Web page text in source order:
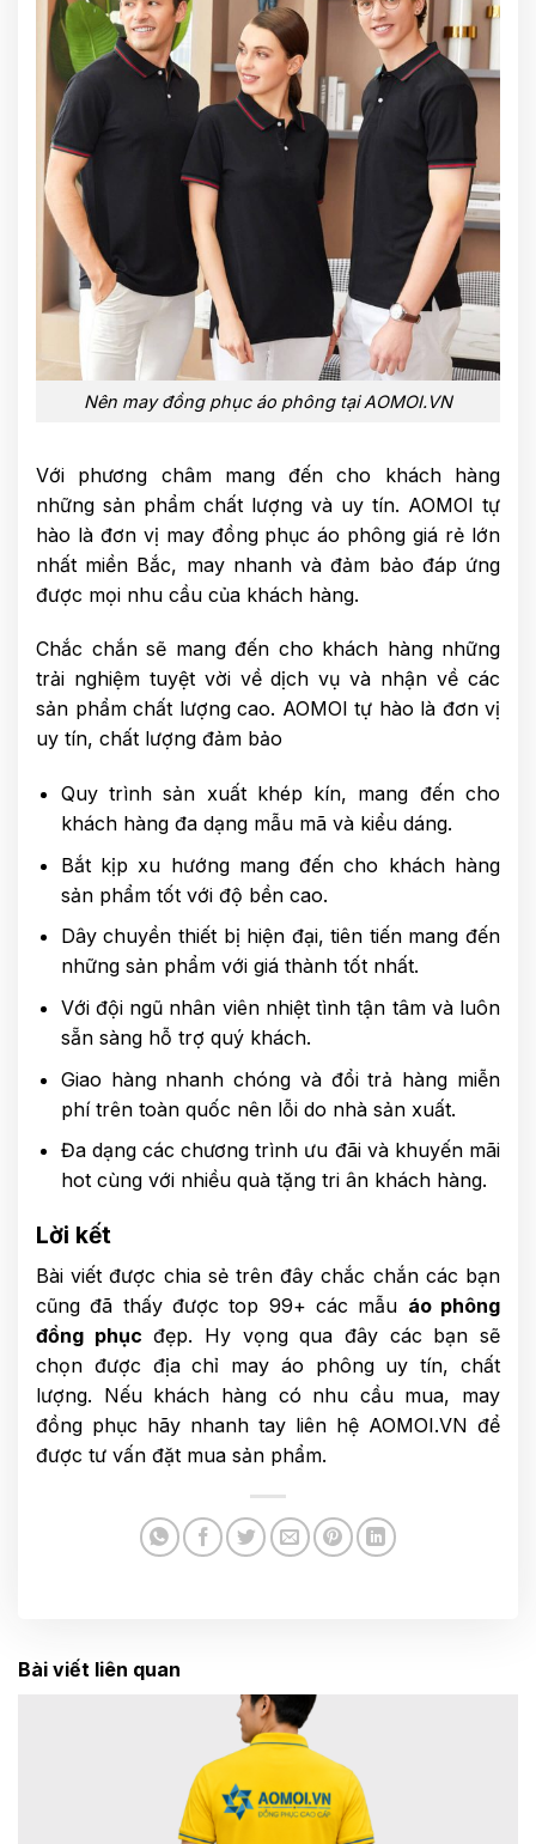
Nên may đồng phục áo phông tại AOMOI.VN
Với phương châm mang đến cho khách hàng
những sản phẩm chất lượng và uy tín. AOMOI tự
hào là đơn vị may đồng phục áo phông giá rẻ lớn
nhất miền Bắc, may nhanh và đảm bảo đáp ứng
được mọi nhu cầu của khách hàng.
Chắc chắn sẽ mang đến cho khách hàng những
trải nghiệm tuyệt vời về dịch vụ và nhận về các
sản phẩm chất lượng cao. AOMOI tự hào là đơn vị
uy tín, chất lượng đảm bảo
Quy trình sản xuất khép kín, mang đến cho
khách hàng đa dạng mẫu mã và kiểu dáng.
Bắt kịp xu hướng mang đến cho khách hàng
sản phẩm tốt với độ bền cao.
Dây chuyền thiết bị hiện đại, tiên tiến mang đến
những sản phẩm với giá thành tốt nhất.
Với đội ngũ nhân viên nhiệt tình tận tâm và luôn
sẵn sàng hỗ trợ quý khách.
Giao hàng nhanh chóng và đổi trả hàng miễn
phí trên toàn quốc nên lỗi do nhà sản xuất.
Đa dạng các chương trình ưu đãi và khuyến mãi
hot cùng với nhiều quà tặng tri ân khách hàng.
Lời kết
Bài viết được chia sẻ trên đây chắc chắn các bạn
cũng đã thấy được top 99+ các mẫu áo phông
đồng phục đẹp. Hy vọng qua đây các bạn sẽ
chọn được địa chỉ may áo phông uy tín, chất
lượng. Nếu khách hàng có nhu cầu mua, may
đồng phục hãy nhanh tay liên hệ AOMOI.VN để
được tư vấn đặt mua sản phẩm.
Bài viết liên quan